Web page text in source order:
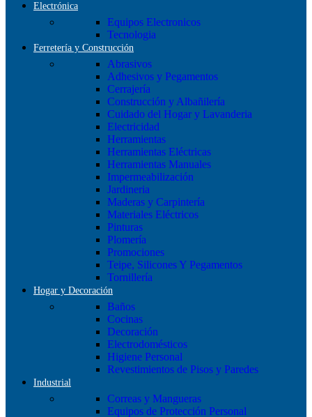
Electrónica
Equipos Electronicos
Tecnologia
Ferretería y Construcción
Abrasivos
Adhesivos y Pegamentos
Cerrajería
Construcción y Albañilería
Cuidado del Hogar y Lavanderia
Electricidad
Herramientas
Herramientas Eléctricas
Herramientas Manuales
Impermeabilización
Jardineria
Maderas y Carpintería
Materiales Eléctricos
Pinturas
Plomería
Promociones
Teipe, Silicones Y Pegamentos
Tornillería
Hogar y Decoración
Baños
Cocinas
Decoración
Electrodomésticos
Higiene Personal
Revestimientos de Pisos y Paredes
Industrial
Correas y Mangueras
Equipos de Protección Personal